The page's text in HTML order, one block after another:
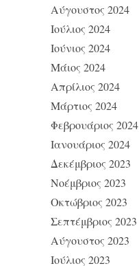
Αύγουστος 2024
Ιούλιος 2024
Ιούνιος 2024
Μάιος 2024
Απρίλιος 2024
Μάρτιος 2024
Φεβρουάριος 2024
Ιανουάριος 2024
Δεκέμβριος 2023
Νοέμβριος 2023
Οκτώβριος 2023
Σεπτέμβριος 2023
Αύγουστος 2023
Ιούλιος 2023